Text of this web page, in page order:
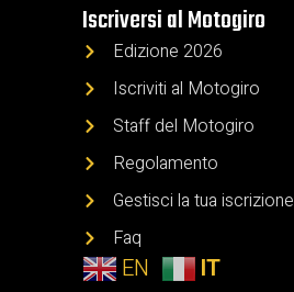
Iscriversi al Motogiro
Edizione 2026
Iscriviti al Motogiro
Staff del Motogiro
Regolamento
Gestisci la tua iscrizione
Faq
EN IT